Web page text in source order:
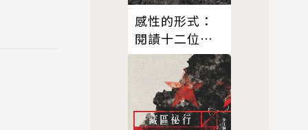
學。近
翻譯過
感性的形式：
閱謮十二位西
方理論大師